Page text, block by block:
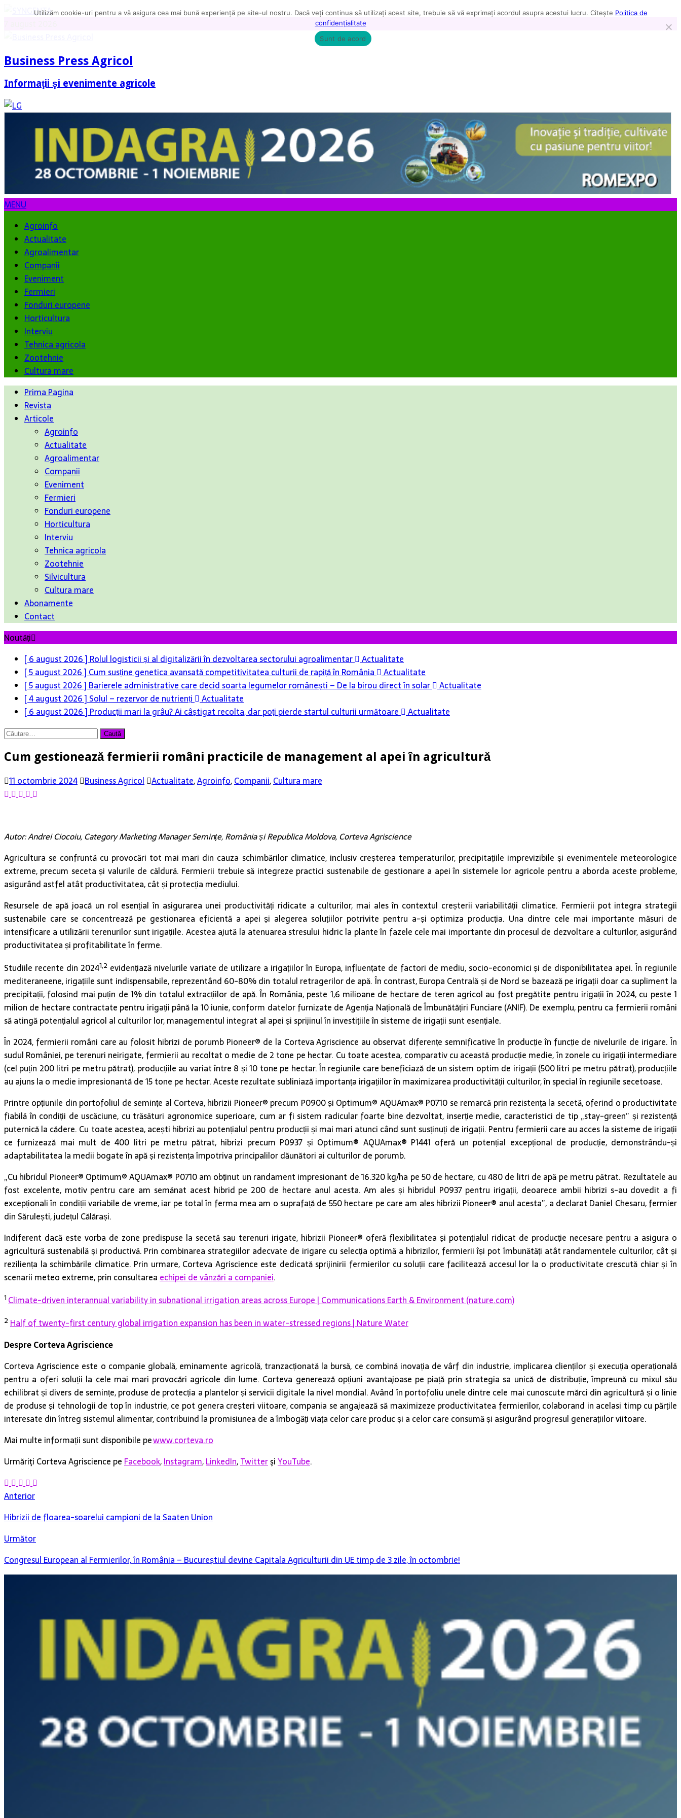
Business Press Agricol
Informaţii şi evenimente agricole
MENU
Agroinfo
Actualitate
Agroalimentar
Companii
Eveniment
Fermieri
Fonduri europene
Horticultura
Interviu
Tehnica agricola
Zootehnie
Cultura mare
Prima Pagina
Revista
Articole
Agroinfo
Actualitate
Agroalimentar
Companii
Eveniment
Fermieri
Fonduri europene
Horticultura
Interviu
Tehnica agricola
Zootehnie
Silvicultura
Cultura mare
Abonamente
Contact
Noutăți
[ 6 august 2026 ] Rolul logisticii și al digitalizării în dezvoltarea sectorului agroalimentar
Actualitate
[ 5 august 2026 ] Cum susține genetica avansată competitivitatea culturii de rapiță în România
Actualitate
[ 5 august 2026 ] Barierele administrative care decid soarta legumelor românești – De la birou direct în solar
Actualitate
[ 4 august 2026 ] Solul – rezervor de nutrienți
Actualitate
[ 6 august 2026 ] Producții mari la grâu? Ai câștigat recolta, dar poți pierde startul culturii următoare
Actualitate
Caută
Cum gestionează fermierii români practicile de management al apei în agricultură
11 octombrie 2024 Business Agricol Actualitate,Agroinfo,Companii,Cultura mare
Autor: Andrei Ciocoiu, Category Marketing Manager Semințe, România și Republica Moldova, Corteva Agriscience
Agricultura se confruntă cu provocări tot mai mari din cauza schimbărilor climatice, inclusiv creșterea temperaturilor, precipitațiile imprevizibile și evenimentele meteorologice
extreme, precum seceta și valurile de căldură. Fermierii trebuie să integreze practici sustenabile de gestionare a apei în sistemele lor agricole pentru a aborda aceste probleme,
asigurând astfel atât productivitatea, cât și protecția mediului.
Resursele de apă joacă un rol esențial în asigurarea unei productivități ridicate a culturilor, mai ales în contextul creșterii variabilității climatice. Fermierii pot integra strategii
sustenabile care se concentrează pe gestionarea eficientă a apei și alegerea soluțiilor potrivite pentru a-și optimiza producția. Una dintre cele mai importante măsuri de
intensificare a utilizării terenurilor sunt irigațiile. Acestea ajută la atenuarea stresului hidric la plante în fazele cele mai importante din procesul de dezvoltare a culturilor, asigurând
productivitatea și profitabilitate în ferme.
Studiile recente din 20241,2 evidențiază nivelurile variate de utilizare a irigațiilor în Europa, influențate de factori de mediu, socio-economici și de disponibilitatea apei. În regiunile
mediteraneene, irigațiile sunt indispensabile, reprezentând 60-80% din totalul retragerilor de apă. În contrast, Europa Centrală și de Nord se bazează pe irigații doar ca supliment la
precipitații, folosind mai puțin de 1% din totalul extracțiilor de apă. În România, peste 1,6 milioane de hectare de teren agricol au fost pregătite pentru irigații în 2024, cu peste 1
milion de hectare contractate pentru irigații până la 10 iunie, conform datelor furnizate de Agenția Națională de Îmbunătățiri Funciare (ANIF). De exemplu, pentru ca fermierii români
să atingă potențialul agricol al culturilor lor, managementul integrat al apei și sprijinul în investițiile în sisteme de irigații sunt esențiale.
În 2024, fermierii români care au folosit hibrizi de porumb Pioneer® de la Corteva Agriscience au observat diferențe semnificative în producție în funcție de nivelurile de irigare. În
sudul României, pe terenuri neirigate, fermierii au recoltat o medie de 2 tone pe hectar. Cu toate acestea, comparativ cu această producție medie, în zonele cu irigații intermediare
(cel puțin 200 litri pe metru pătrat), producțiile au variat între 8 și 10 tone pe hectar. În regiunile care beneficiază de un sistem optim de irigații (500 litri pe metru pătrat), producțiile
au ajuns la o medie impresionantă de 15 tone pe hectar. Aceste rezultate subliniază importanța irigațiilor în maximizarea productivității culturilor, în special în regiunile secetoase.
Printre opțiunile din portofoliul de semințe al Corteva, hibrizii Pioneer® precum P0900 și Optimum® AQUAmax® P0710 se remarcă prin rezistența la secetă, oferind o productivitate
fiabilă în condiții de uscăciune, cu trăsături agronomice superioare, cum ar fi sistem radicular foarte bine dezvoltat, inserție medie, caracteristici de tip „stay-green” și rezistență
puternică la cădere. Cu toate acestea, acești hibrizi au potențialul pentru producții și mai mari atunci când sunt susținuți de irigații. Pentru fermierii care au acces la sisteme de irigații
ce furnizează mai mult de 400 litri pe metru pătrat, hibrizi precum P0937 și Optimum® AQUAmax® P1441 oferă un potențial excepțional de producție, demonstrându-și
adaptabilitatea la medii bogate în apă și rezistența împotriva principalilor dăunători ai culturilor de porumb.
„Cu hibridul Pioneer® Optimum® AQUAmax® P0710 am obținut un randament impresionant de 16.320 kg/ha pe 50 de hectare, cu 480 de litri de apă pe metru pătrat. Rezultatele au
fost excelente, motiv pentru care am semănat acest hibrid pe 200 de hectare anul acesta. Am ales și hibridul P0937 pentru irigații, deoarece ambii hibrizi s-au dovedit a fi
excepționali în condiții variabile de vreme, iar pe total în ferma mea am o suprafață de 550 hectare pe care am ales hibrizii Pioneer® anul acesta”, a declarat Daniel Chesaru, fermier
din Sărulești, județul Călărași.
Indiferent dacă este vorba de zone predispuse la secetă sau terenuri irigate, hibrizii Pioneer® oferă flexibilitatea și potențialul ridicat de producție necesare pentru a asigura o
agricultură sustenabilă și productivă. Prin combinarea strategiilor adecvate de irigare cu selecția optimă a hibrizilor, fermierii își pot îmbunătăți atât randamentele culturilor, cât și
reziliența la schimbările climatice. Prin urmare, Corteva Agriscience este dedicată sprijinirii fermierilor cu soluții care facilitează accesul lor la o productivitate crescută chiar și în
scenarii meteo extreme, prin consultarea echipei de vânzări a companiei.
1Climate-driven interannual variability in subnational irrigation areas across Europe | Communications Earth & Environment (nature.com)
2 Half of twenty-first century global irrigation expansion has been in water-stressed regions | Nature Water
Despre Corteva Agriscience
Corteva Agriscience este o companie globală, eminamente agricolă, tranzacționată la bursă, ce combină inovația de vârf din industrie, implicarea clienților și execuția operațională
pentru a oferi soluții la cele mai mari provocări agricole din lume. Corteva generează opțiuni avantajoase pe piață prin strategia sa unică de distribuție, împreună cu mixul său
echilibrat și divers de semințe, produse de protecția a plantelor și servicii digitale la nivel mondial. Având în portofoliu unele dintre cele mai cunoscute mărci din agricultură și o linie
de produse și tehnologii de top în industrie, ce pot genera creșteri viitoare, compania se angajează să maximizeze productivitatea fermierilor, colaborand in acelasi timp cu părțile
interesate din întreg sistemul alimentar, contribuind la promisiunea de a îmbogăți viața celor care produc și a celor care consumă și asigurând progresul generațiilor viitoare.
Mai multe informații sunt disponibile pewww.corteva.ro
Urmăriţi Corteva Agriscience pe Facebook,Instagram,LinkedIn,TwitterşiYouTube.
Anterior
Hibrizii de floarea-soarelui campioni de la Saaten Union
Următor
Congresul European al Fermierilor, în România – Bucureștiul devine Capitala Agriculturii din UE timp de 3 zile, în octombrie!
Utilizăm cookie-uri pentru a vă asigura cea mai bună experiență pe site-ul nostru. Dacă veți continua să utilizați acest site, trebuie să vă exprimați acordul asupra acestui lucru. Citește Politica de
confidențialitate
Sunt de acord